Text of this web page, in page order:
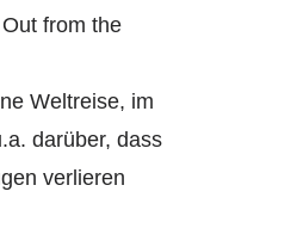
from the
Weltreise, im
darüber, dass
verlieren